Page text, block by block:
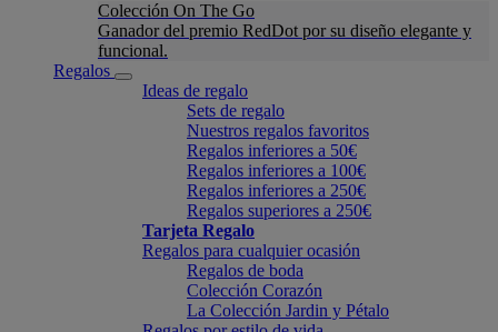
Colección On The Go
Ganador del premio RedDot por su diseño elegante y
funcional.
Regalos
Ideas de regalo
Sets de regalo
Nuestros regalos favoritos
Regalos inferiores a 50€
Regalos inferiores a 100€
Regalos inferiores a 250€
Regalos superiores a 250€
Tarjeta Regalo
Regalos para cualquier ocasión
Regalos de boda
Colección Corazón
La Colección Jardin y Pétalo